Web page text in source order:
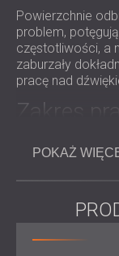
Powierzchnie
problem,
częstotliwości, a
zaburzały
pracę nad
Zakres prac
Zadbano o
funkcję:
POKAŻ